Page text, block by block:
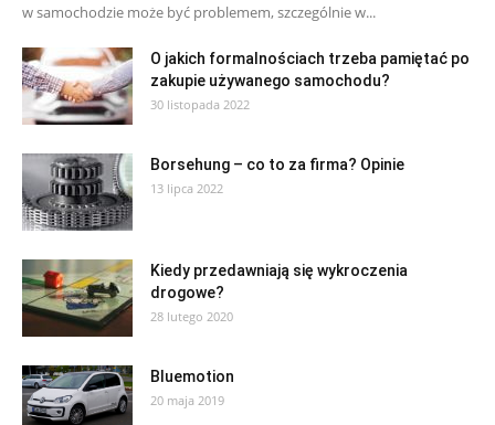
w samochodzie może być problemem, szczególnie w...
O jakich formalnościach trzeba pamiętać po
zakupie używanego samochodu?
30 listopada 2022
Borsehung – co to za firma? Opinie
13 lipca 2022
Kiedy przedawniają się wykroczenia
drogowe?
28 lutego 2020
Bluemotion
20 maja 2019